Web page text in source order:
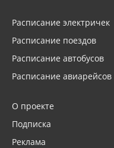
Расписание электричек
Расписание поездов
Расписание автобусов
Расписание авиарейсов
О проекте
Подписка
Реклама